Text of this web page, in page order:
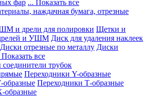
фар ... Показать все
наждачная бумага, отрезные
и дрели для полировки Щетки и
и УШМ Диск для удаления наклеек
Диски отрезные по металлу Диски
Показать все
трубок
Переходники Y-образные
образные Переходники Т-образные
образные